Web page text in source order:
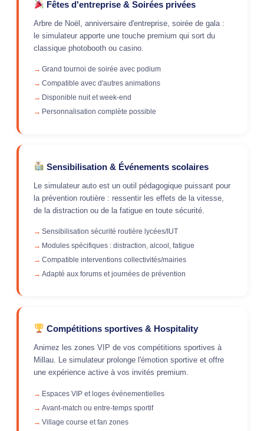
Fêtes d'entreprise & Soirées privées
Arbre de Noël, anniversaire d'entreprise, soirée de gala :
le simulateur apporte une touche premium qui sort du
classique photobooth ou casino.
Grand tournoi de soirée avec podium
Compatible avec d'autres animations
Disponible nuit et week-end
Personnalisation complète possible
Sensibilisation & Événements scolaires
Le simulateur auto est un outil pédagogique puissant pour
la prévention routière : ressentir les effets de la vitesse,
de la distraction ou de la fatigue en toute sécurité.
Sensibilisation sécurité routière lycées/IUT
Modules spécifiques : distraction, alcool, fatigue
Compatible interventions collectivités/mairies
Adapté aux forums et journées de prévention
Compétitions sportives & Hospitality
Animez les zones VIP de vos compétitions sportives à
Millau. Le simulateur prolonge l'émotion sportive et offre
une expérience active à vos invités premium.
Espaces VIP et loges événementielles
Avant-match ou entre-temps sportif
Village course et fan zones